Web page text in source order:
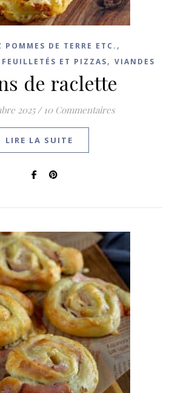
POMMES DE TERRE ETC. ,
ET PIZZAS, VIANDES
de raclette
2025/ 10 Commentaires
LIRE LA SUITE